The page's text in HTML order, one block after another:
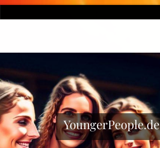
YoungerPeople.de